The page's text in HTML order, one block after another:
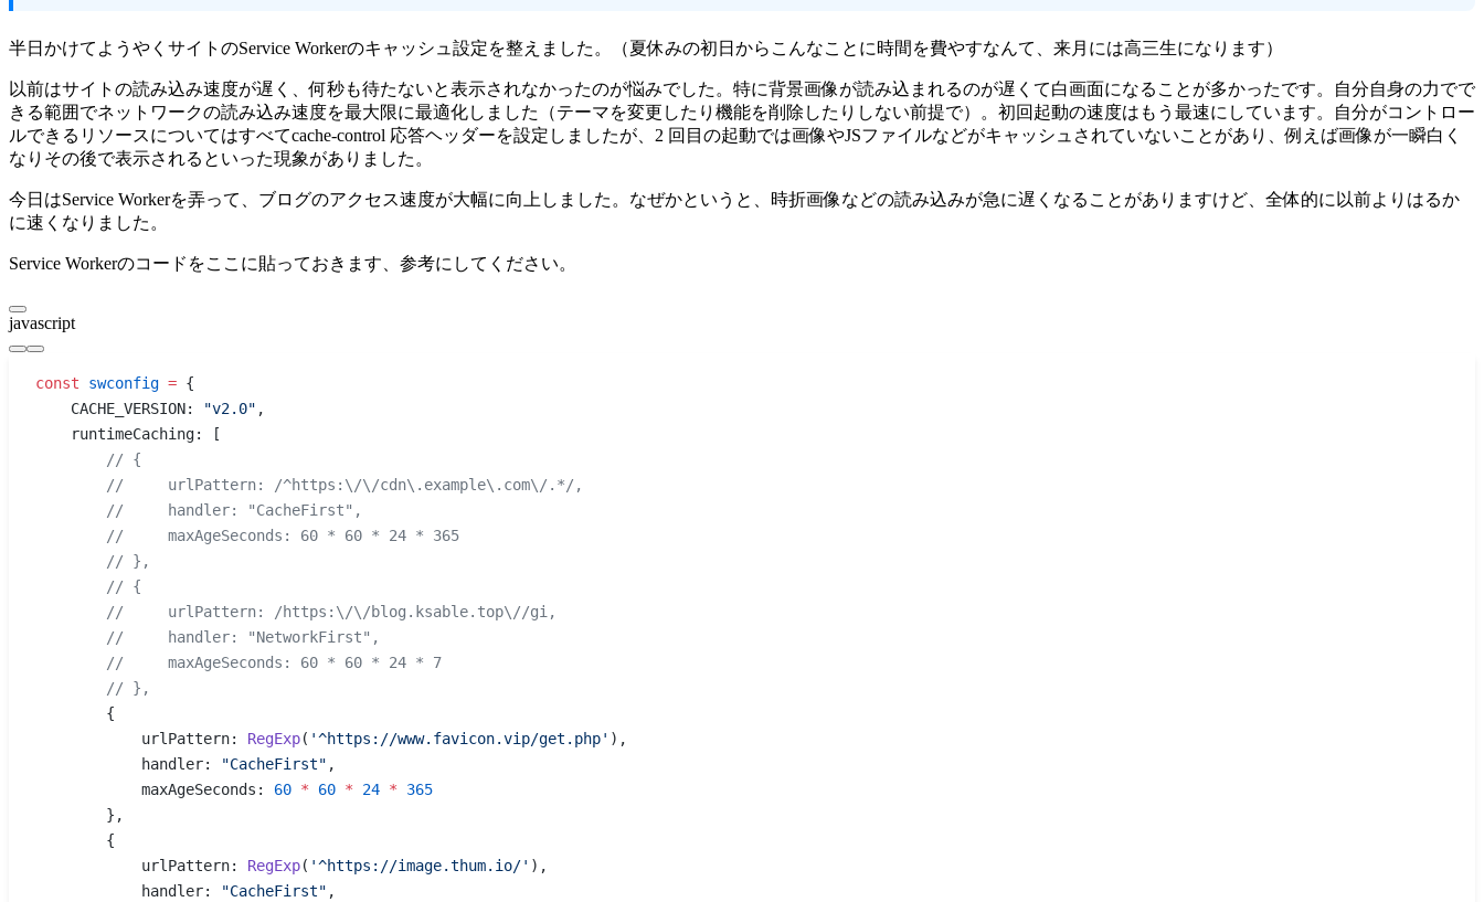
半日かけてようやくサイトのService Workerのキャッシュ設定を整えました。（夏休みの初日からこんなことに時間を費やすなんて、来月には高三生になります）
以前はサイトの読み込み速度が遅く、何秒も待たないと表示されなかったのが悩みでした。特に背景画像が読み込まれるのが遅くて白画面になることが多かったです。自分自身の力でで
きる範囲でネットワークの読み込み速度を最大限に最適化しました（テーマを変更したり機能を削除したりしない前提で）。初回起動の速度はもう最速にしています。自分がコントロー
ルできるリソースについてはすべてcache-control 応答ヘッダーを設定しましたが、2 回目の起動では画像やJSファイルなどがキャッシュされていないことがあり、例えば画像が一瞬白く
なりその後で表示されるといった現象がありました。
今日はService Workerを弄って、ブログのアクセス速度が大幅に向上しました。なぜかというと、時折画像などの読み込みが急に遅くなることがありますけど、全体的に以前よりはるか
に速くなりました。
Service Workerのコードをここに貼っておきます、参考にしてください。
javascript
const swconfig = {
    CACHE_VERSION:
"v2.0" ,
    runtimeCaching: [
        // {
        //     urlPattern: /^https:\/\/cdn\.example\.com\/.*/,
        //     handler: "CacheFirst",
        //     maxAgeSeconds: 60 * 60 * 24 * 365
        // },
        // {
        //     urlPattern: /https:\/\/blog.ksable.top\//gi,
        //     handler: "NetworkFirst",
        //     maxAgeSeconds: 60 * 60 * 24 * 7
        // },
        {
            urlPattern:
RegExp( '^https://www.favicon.vip/get.php' ),
            handler:
"CacheFirst" ,
            maxAgeSeconds:
60 * 60 * 24 * 365
        },
        {
            urlPattern:
RegExp( '^https://image.thum.io/' ),
            handler:
"CacheFirst" ,